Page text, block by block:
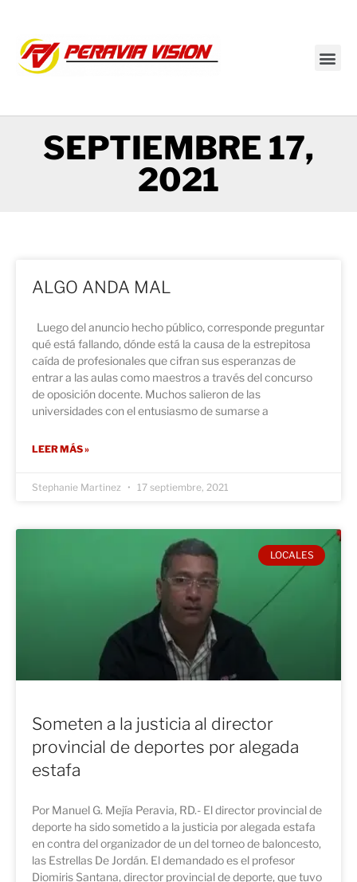
SEPTIEMBRE 17,
2021
ALGO ANDA MAL
Luego del anuncio hecho público, corresponde preguntar
qué está fallando, dónde está la causa de la estrepitosa
caída de profesionales que cifran sus esperanzas de
entrar a las aulas como maestros a través del concurso
de oposición docente. Muchos salieron de las
universidades con el entusiasmo de sumarse a
LEER MÁS »
Stephanie Martinez 17 septiembre, 2021
LOCALES
Someten a la justicia al director
provincial de deportes por alegada
estafa
Por Manuel G. Mejía Peravia, RD.- El director provincial de
deporte ha sido sometido a la justicia por alegada estafa
en contra del organizador de un del torneo de baloncesto,
las Estrellas De Jordán. El demandado es el profesor
Diomiris Santana, director provincial de deporte, que tuvo